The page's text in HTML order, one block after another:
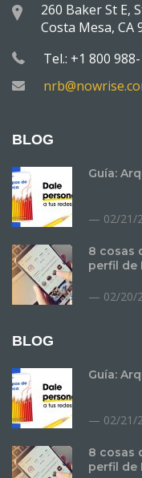
260 Baker St E,
Costa Mesa, CA
Tel.: +1 800
BLOG
Guía:
02/21/
8 cosas
perfil de
02/20/
BLOG
Guía:
02/21/
8 cosas
perfil de